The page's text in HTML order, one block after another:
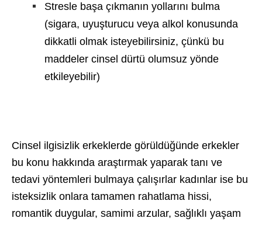
Stresle başa çıkmanın yollarını bulma
(sigara, uyuşturucu veya alkol konusunda
dikkatli olmak isteyebilirsiniz, çünkü bu
maddeler cinsel dürtü olumsuz yönde
etkileyebilir)
Cinsel ilgisizlik erkeklerde görüldüğünde erkekler
bu konu hakkında araştırmak yaparak tanı ve
tedavi yöntemleri bulmaya çalışırlar kadınlar ise bu
isteksizlik onlara tamamen rahatlama hissi,
romantik duygular, samimi arzular, sağlıklı yaşam